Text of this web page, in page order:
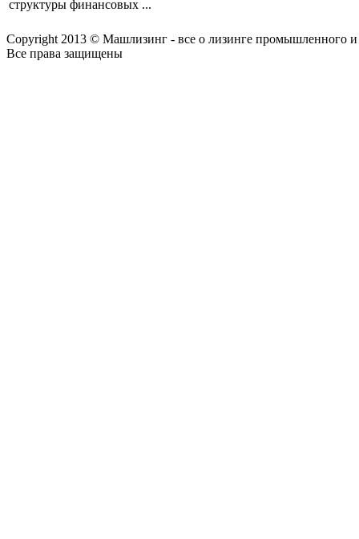
структуры финансовых ...
Copyright 2013 © Машлизинг - все о лизинге промышленного и
Все права защищены